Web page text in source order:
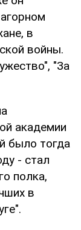
в
войны.
"За
академии
было тогда
- стал
полка,
в